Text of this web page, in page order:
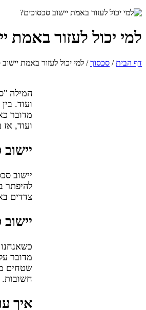
למי יכול לעזור באמת
דף הבית/ סכסוך/ למי יכול לעזור באמת
המילה
ועוד.
מדובר
ועוד,
יישוב
להיפתר
צדדים
מדובר
שטחים
חשובות.
איך